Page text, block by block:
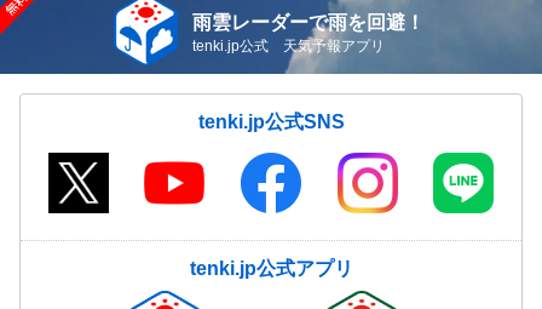
雨雲レーダーで雨を回避！
tenki.jp公式 天気予報アプリ
tenki.jp公式SNS
tenki.jp公式アプリ